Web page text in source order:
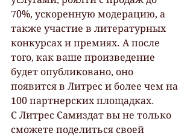
70%, ускоренную модерацию, а
также участие в литературных
конкурсах и премиях. А после
того, как ваше произведение
будет опубликовано, оно
появится в Литрес и более чем на
100 партнерских площадках.
С Литрес Самиздат вы не только
сможете поделиться своей